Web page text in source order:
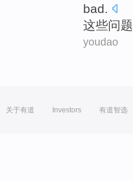
bad.
这些问题
youdao
关于有道 Investors 有道智选